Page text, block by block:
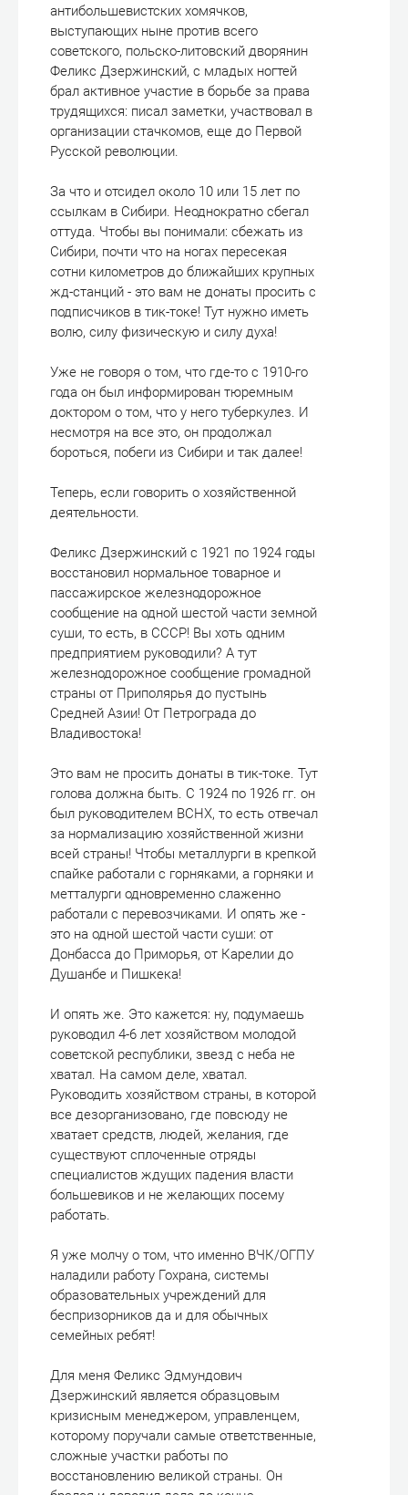
антибольшевистских хомячков,
выступающих ныне против всего
советского, польско-литовский дворянин
Феликс Дзержинский, с младых ногтей
брал активное участие в борьбе за права
трудящихся: писал заметки, участвовал в
организации стачкомов, еще до Первой
Русской революции.
За что и отсидел около 10 или 15 лет по
ссылкам в Сибири. Неоднократно сбегал
оттуда. Чтобы вы понимали: сбежать из
Сибири, почти что на ногах пересекая
сотни километров до ближайших крупных
жд-станций - это вам не донаты просить с
подписчиков в тик-токе! Тут нужно иметь
волю, силу физическую и силу духа!
Уже не говоря о том, что где-то с 1910-го
года он был информирован тюремным
доктором о том, что у него туберкулез. И
несмотря на все это, он продолжал
бороться, побеги из Сибири и так далее!
Теперь, если говорить о хозяйственной
деятельности.
Феликс Дзержинский с 1921 по 1924 годы
восстановил нормальное товарное и
пассажирское железнодорожное
сообщение на одной шестой части земной
суши, то есть, в СССР! Вы хоть одним
предприятием руководили? А тут
железнодорожное сообщение громадной
страны от Приполярья до пустынь
Средней Азии! От Петрограда до
Владивостока!
Это вам не просить донаты в тик-токе. Тут
голова должна быть. С 1924 по 1926 гг. он
был руководителем ВСНХ, то есть отвечал
за нормализацию хозяйственной жизни
всей страны! Чтобы металлурги в крепкой
спайке работали с горняками, а горняки и
метталурги одновременно слаженно
работали с перевозчиками. И опять же -
это на одной шестой части суши: от
Донбасса до Приморья, от Карелии до
Душанбе и Пишкека!
И опять же. Это кажется: ну, подумаешь
руководил 4-6 лет хозяйством молодой
советской республики, звезд с неба не
хватал. На самом деле, хватал.
Руководить хозяйством страны, в которой
все дезорганизовано, где повсюду не
хватает средств, людей, желания, где
существуют сплоченные отряды
специалистов ждущих падения власти
большевиков и не желающих посему
работать.
Я уже молчу о том, что именно ВЧК/ОГПУ
наладили работу Гохрана, системы
образовательных учреждений для
беспризорников да и для обычных
семейных ребят!
Для меня Феликс Эдмундович
Дзержинский является образцовым
кризисным менеджером, управленцем,
которому поручали самые ответственные,
сложные участки работы по
восстановлению великой страны. Он